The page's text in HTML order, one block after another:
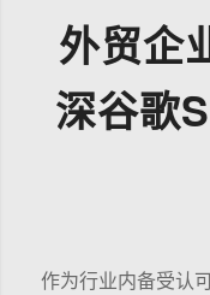
外贸企
深谷歌
作为行业内备受认